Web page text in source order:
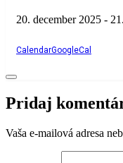
20. december 2025 -
CalendarGoogleCal
Pridaj
Vaša e-mailová adresa